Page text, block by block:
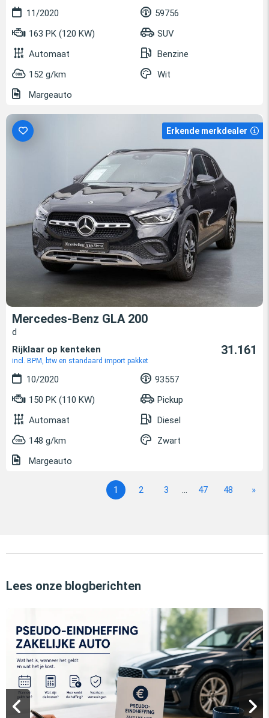
11/2020
59756
163 PK (120 KW)
SUV
Automaat
Benzine
152 g/km
Wit
Margeauto
Erkende merkdealer
Mercedes-Benz GLA 200
d
Rijklaar op kenteken
incl. BPM, btw en standaard import pakket
31.161
10/2020
93557
150 PK (110 KW)
Pickup
Automaat
Diesel
148 g/km
Zwart
Margeauto
1 2 3 ... 47 48 »
Lees onze blogberichten